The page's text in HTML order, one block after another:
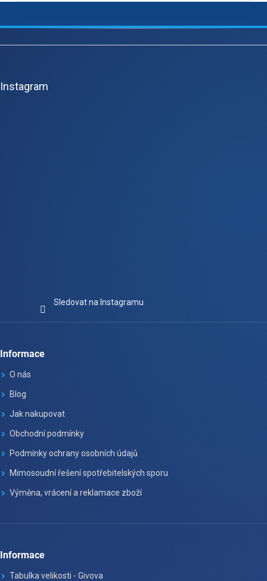
Z
Instagram
Sledovat na Instagramu
Informace
O nás
Blog
Jak nakupovat
Obchodní podmínky
Podmínky ochrany osobních údajů
Mimosoudní řešení spotřebitelských sporu
Výměna, vrácení a reklamace zboží
Informace
Tabulka velikosti - Givova